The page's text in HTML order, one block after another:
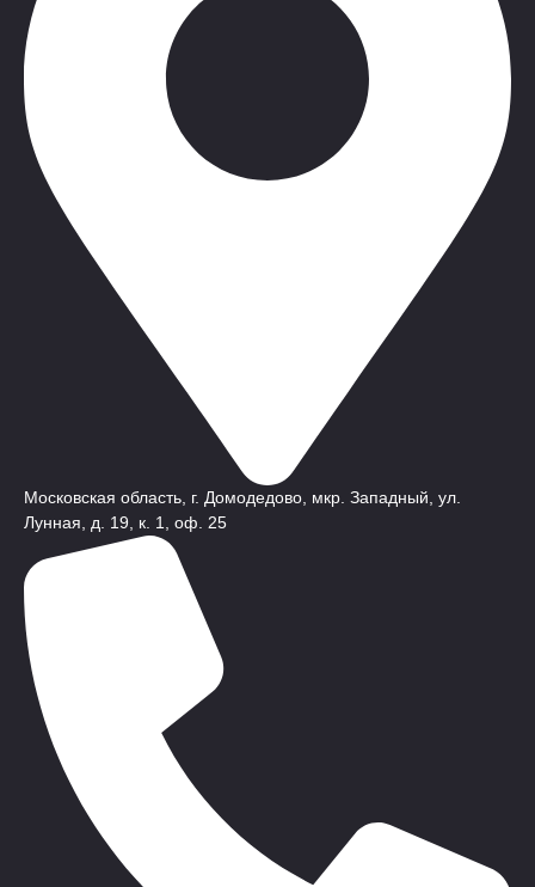
Московская область, г. Домодедово, мкр. Западный, ул.
Лунная, д. 19, к. 1, оф. 25